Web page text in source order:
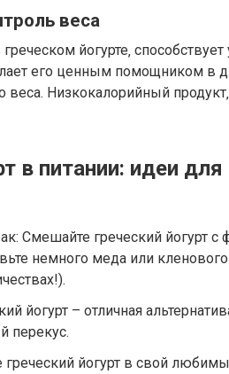
веса
йогурте‚
его ценным помощником в
веса. Низкокалорийный
в питании: идеи
Смешайте греческий йогурт с
немного меда или кленового
йогурт – отличная
перекус.
греческий йогурт в свой